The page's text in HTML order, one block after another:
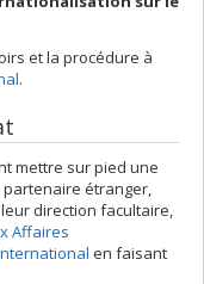
et la procédure à
.
mettre sur pied une
étranger,
direction facultaire,
Affaires
en faisant